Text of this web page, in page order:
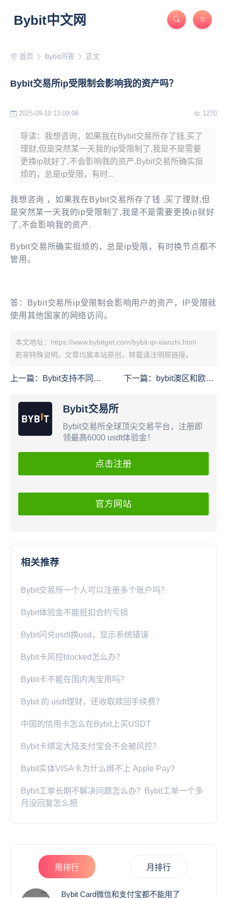
Bybit中文网
首页 Bybit问答 正文
Bybit交易所ip受限制会影响我的资产吗？
2025-09-10 13:09:06 1270
导读：我想咨询，如果我在Bybit交易所存了钱,买了
理财,但是突然某一天我的ip受限制了,我是不是需要
更换ip就好了,不会影响我的资产.Bybit交易所确实挺
烦的，总是ip受限，有时...
我想咨询 ，如果我在Bybit交易所存了钱 ,买了理财,但
是突然某一天我的ip受限制了,我是不是需要更换ip就好
了,不会影响我的资产.
Bybit交易所确实挺烦的，总是ip受限，有时换节点都不
管用。
答：Bybit交易所ip受限制会影响用户的资产，IP受限就
使用其他国家的网络访问。
本文地址：https://www.bybitget.com/bybit-ip-xianzhi.html
若非特殊说明，文章均属本站原创，转载请注明原链接。
上一篇：
Bybit支持不同设
下一篇： bybit澳区和欧区
Bybit交易所
Bybit交易所全球顶尖交易平台，注册即
领最高6000 usdt体验金！
点击注册
官方网站
相关推荐
Bybit交易所一个人可以注册多个账户吗？
Bybit体验金不能抵扣合约亏损
Bybit闪兑usdt换usd，显示系统错误
Bybit卡风控blocked怎么办？
Bybit卡不能在国内淘宝用吗？
Bybit 的 usdt理财，还收取赎回手续费？
中国的信用卡怎么在Bybit上买USDT
Bybit卡绑定大陆支付宝会不会被风控？
Bybit实体VISA卡为什么绑不上 Apple Pay?
Bybit工单长期不解决问题怎么办？Bybit工单一个多
月没回复怎么把
周排行 月排行
Bybit Card微信和支付宝都不能用了